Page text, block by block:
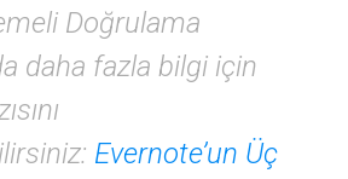
Doğrulama
daha fazla bilgi için
Evernote’un Üç